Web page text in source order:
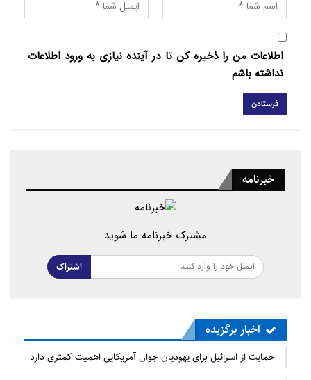
اطلاعات من را ذخیره کن تا در آینده نیازی به ورود اطلاعات
نداشته باشم
خبرنامه
مشترک خبرنامه ما شوید
اشتراک
اخبار برگزیده
حمایت از اسرائیل برای یهودیان جوان آمریکایی اهمیت کمتری دارد